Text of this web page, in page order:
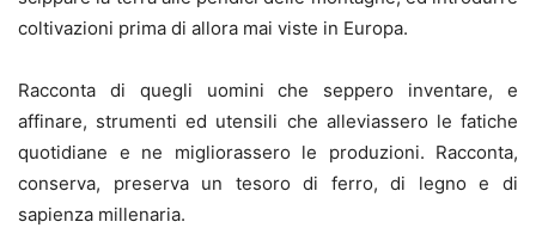
coltivazioni prima di allora mai viste in Europa.
Racconta di quegli uomini che seppero inventare, e
affinare, strumenti ed utensili che alleviassero le fatiche
quotidiane e ne migliorassero le produzioni. Racconta,
conserva, preserva un tesoro di ferro, di legno e di
sapienza millenaria.